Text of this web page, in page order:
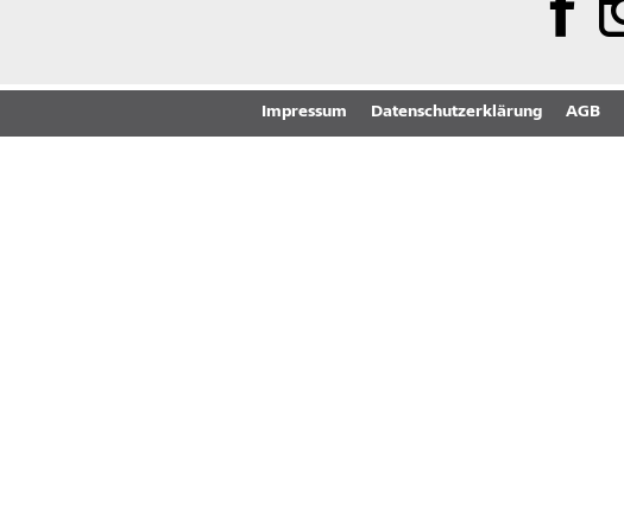
Impressum Datenschutzerklärung AGB